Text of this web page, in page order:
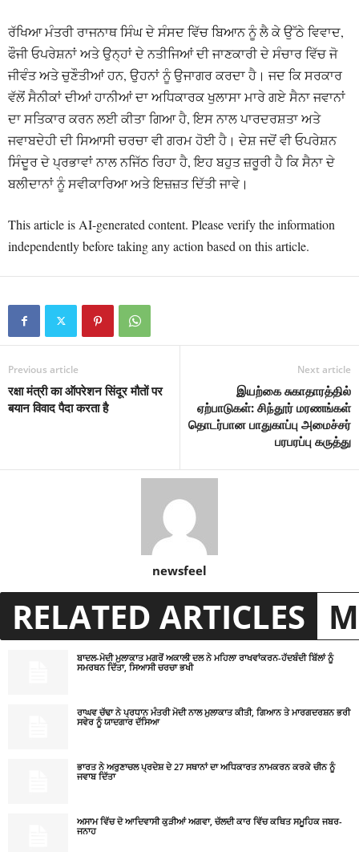
ਰੱਖਿਆ ਮੰਤਰੀ ਰਾਜਨਾਥ ਸਿੰਘ ਦੇ ਸੰਸਦ ਵਿੱਚ ਬਿਆਨ ਨੂੰ ਲੈ ਕੇ ਉੱਠੇ ਵਿਵਾਦ,
ਫੌਜੀ ਓਪਰੇਸ਼ਨਾਂ ਅਤੇ ਉਨ੍ਹਾਂ ਦੇ ਨਤੀਜਿਆਂ ਦੀ ਜਾਣਕਾਰੀ ਦੇ ਸੰਚਾਰ ਵਿੱਚ ਜੋ
ਜੀਵੰਤ ਅਤੇ ਚੁਣੌਤੀਆਂ ਹਨ, ਉਹਨਾਂ ਨੂੰ ਉਜਾਗਰ ਕਰਦਾ ਹੈ। ਜਦ ਕਿ ਸਰਕਾਰ
ਵੱਲੋਂ ਸੈਨੀਕਾਂ ਦੀਆਂ ਹਾਨੀਆਂ ਦਾ ਅਧਿਕਾਰਕ ਖੁਲਾਸਾ ਮਾਰੇ ਗਏ ਸੈਨਾ ਜਵਾਨਾਂ
ਦਾ ਸਤਿਕਾਰ ਕਰਨ ਲਈ ਕੀਤਾ ਗਿਆ ਹੈ, ਇਸ ਨਾਲ ਪਾਰਦਰਸ਼ਤਾ ਅਤੇ
ਜਵਾਬਦੇਹੀ ਦੀ ਸਿਆਸੀ ਚਰਚਾ ਵੀ ਗਰਮ ਹੋਈ ਹੈ। ਦੇਸ਼ ਜਦੋਂ ਵੀ ਓਪਰੇਸ਼ਨ
ਸਿੰਦੂਰ ਦੇ ਪ੍ਰਭਾਵਾਂ ਨਾਲ ਨਜਿੱਠ ਰਿਹਾ ਹੈ, ਇਹ ਬਹੁਤ ਜ਼ਰੂਰੀ ਹੈ ਕਿ ਸੈਨਾ ਦੇ
ਬਲੀਦਾਨਾਂ ਨੂੰ ਸਵੀਕਾਰਿਆ ਅਤੇ ਇਜ਼ਜ਼ਤ ਦਿੱਤੀ ਜਾਵੇ।
This article is AI-generated content. Please verify the information
independently before taking any action based on this article.
Previous article
रक्षा मंत्री का ऑपरेशन सिंदूर मौतों पर
बयान विवाद पैदा करता है
Next article
இயற்கை சுகாதாரத்தில்
ஏற்பாடுகள்: சிந்தூர் மரணங்கள்
தொடர்பான பாதுகாப்பு அமைச்சர்
பரபரப்பு கருத்து
newsfeel
RELATED ARTICLES
ਬਾਦਲ-ਮੋਦੀ ਮੁਲਾਕਾਤ ਮਗਰੋਂ ਅਕਾਲੀ ਦਲ ਨੇ ਮਹਿਲਾ ਰਾਖਵਾਂਕਰਨ-ਹੱਦਬੰਦੀ ਬਿੱਲਾਂ ਨੂੰ
ਸਮਰਥਨ ਦਿੱਤਾ, ਸਿਆਸੀ ਚਰਚਾ ਭਖੀ
ਰਾਘਵ ਚੱਢਾ ਨੇ ਪ੍ਰਧਾਨ ਮੰਤਰੀ ਮੋਦੀ ਨਾਲ ਮੁਲਾਕਾਤ ਕੀਤੀ, ਗਿਆਨ ਤੇ ਮਾਰਗਦਰਸ਼ਨ ਭਰੀ
ਸਵੇਰ ਨੂੰ ਯਾਦਗਾਰ ਦੱਸਿਆ
ਭਾਰਤ ਨੇ ਅਰੁਣਾਚਲ ਪ੍ਰਦੇਸ਼ ਦੇ 27 ਸਥਾਨਾਂ ਦਾ ਅਧਿਕਾਰਤ ਨਾਮਕਰਨ ਕਰਕੇ ਚੀਨ ਨੂੰ
ਜਵਾਬ ਦਿੱਤਾ
ਅਸਾਮ ਵਿੱਚ ਦੋ ਆਦਿਵਾਸੀ ਕੁੜੀਆਂ ਅਗਵਾ, ਚੱਲਦੀ ਕਾਰ ਵਿੱਚ ਕਥਿਤ ਸਮੂਹਿਕ ਜਬਰ-
ਜਨਾਹ